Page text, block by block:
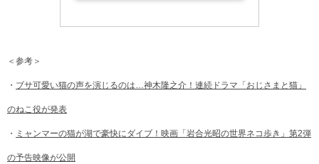
＜参考＞
・ ブサ可愛い猫の声を演じるのは…神木隆之介！連続ドラマ「おじさまと猫」
のねこ役が発表
・ ミャンマーの猫が湖で豪快にダイブ！映画「岩合光昭の世界ネコ歩き」第2弾
の予告映像が公開